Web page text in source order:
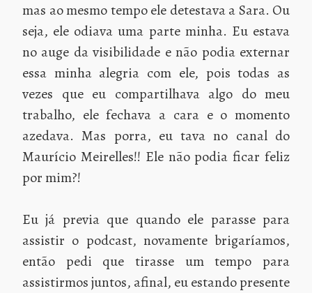
mas ao mesmo tempo ele detestava a Sara. Ou
seja, ele odiava uma parte minha. Eu estava
no auge da visibilidade e não podia externar
essa minha alegria com ele, pois todas as
vezes que eu compartilhava algo do meu
trabalho, ele fechava a cara e o momento
azedava. Mas porra, eu tava no canal do
Maurício Meirelles!! Ele não podia ficar feliz
por mim?!
Eu já previa que quando ele parasse para
assistir o podcast, novamente brigaríamos,
então pedi que tirasse um tempo para
assistirmos juntos, afinal, eu estando presente